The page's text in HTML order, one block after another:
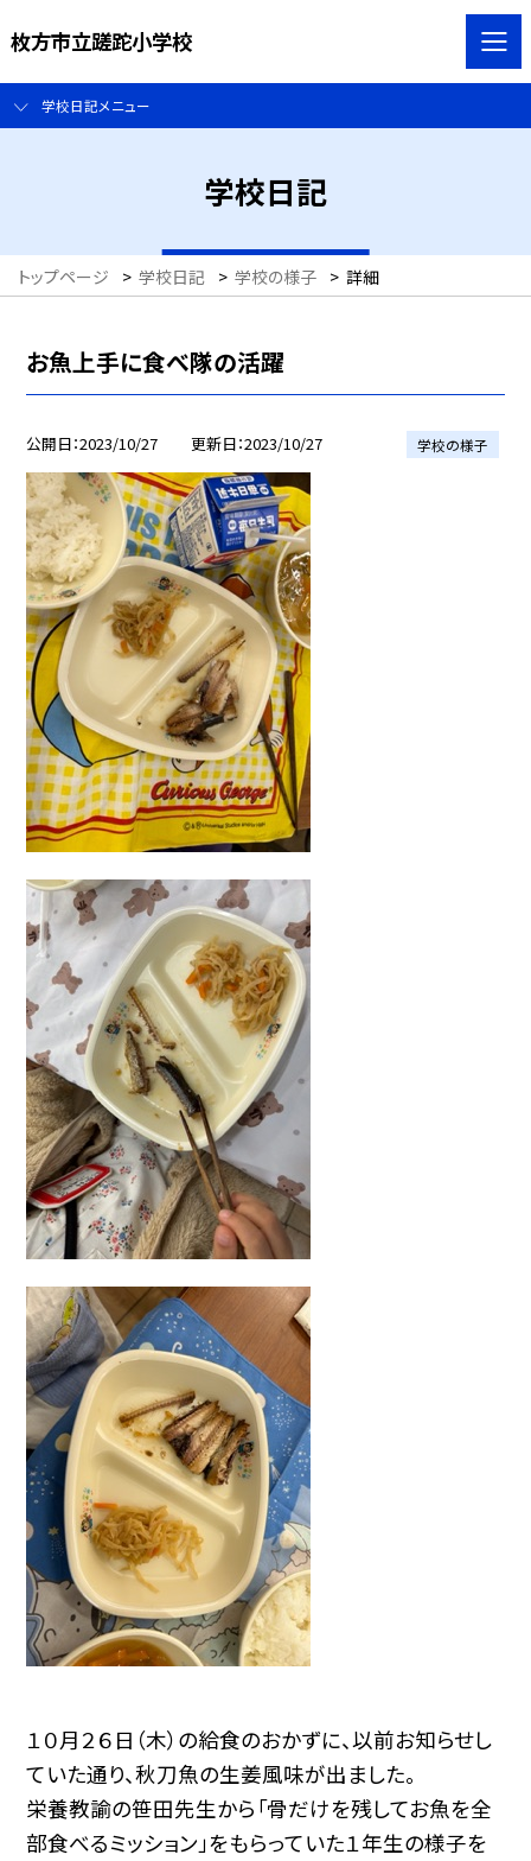
枚方市立蹉跎小学校
学校日記メニュー
学校日記
トップページ > 学校日記 > 学校の様子 > 詳細
お魚上手に食べ隊の活躍
公開日 2023/10/27 更新日 2023/10/27 学校の様子
１０月２６日（木）の給食のおかずに、以前お知らせし
ていた通り、秋刀魚の生姜風味が出ました。
栄養教諭の笹田先生から「骨だけを残してお魚を全
部食べるミッション」をもらっていた１年生の様子を